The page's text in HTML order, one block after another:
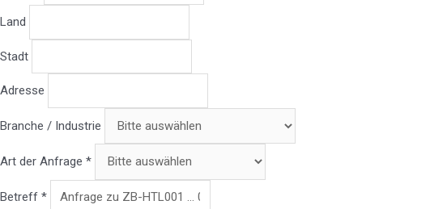
Land
Stadt
Adresse
Branche / Industrie
Art der Anfrage *
Betreff *